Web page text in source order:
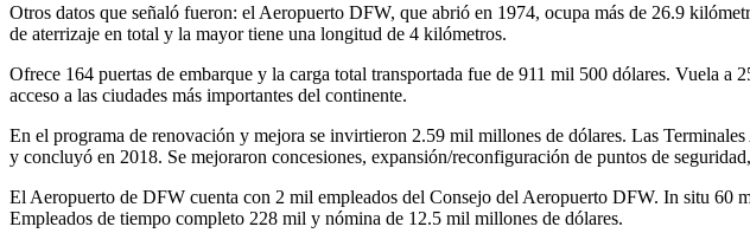
Otros datos que señaló fueron: el Aeropuerto DFW, que abrió en 1974, ocupa más de 26.9
de aterrizaje en total y la mayor tiene una longitud de 4 kilómetros.
Ofrece 164 puertas de embarque y la carga total transportada fue de 911 mil 500 dólares. Vuela
acceso a las ciudades más importantes del continente.
En el programa de renovación y mejora se invirtieron 2.59 mil millones de dólares. Las
y concluyó en 2018. Se mejoraron concesiones, expansión/reconfiguración de puntos de
El Aeropuerto de DFW cuenta con 2 mil empleados del Consejo del Aeropuerto DFW. In situ 60
Empleados de tiempo completo 228 mil y nómina de 12.5 mil millones de dólares.